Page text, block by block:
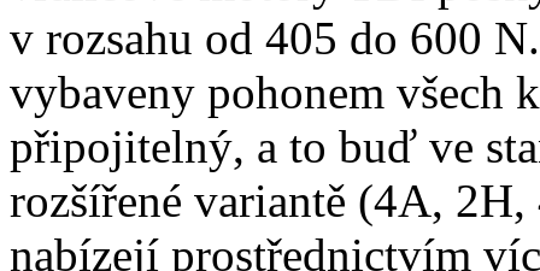
v rozsahu od 405 do 600
vybaveny pohonem
připojitelný, a to buď ve
rozšířené variantě (4A,
nabízejí prostřednictvím